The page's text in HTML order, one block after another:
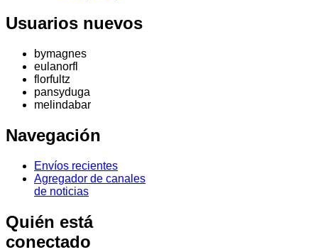
Usuarios nuevos
bymagnes
eulanorfl
florfultz
pansyduga
melindabar
Navegación
Envíos recientes
Agregador de canales
de noticias
Quién está
conectado